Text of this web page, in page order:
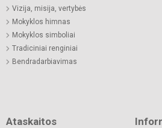
Vizija, misija, vertybės
Mokyklos himnas
Mokyklos simboliai
Tradiciniai renginiai
Bendradarbiavimas
Ataskaitos